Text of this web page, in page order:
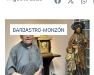
BARBASTRO-MONZÓN